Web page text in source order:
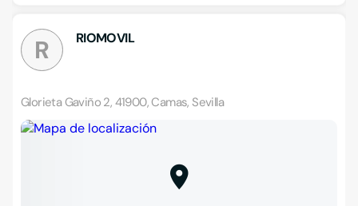
R RIOMOVIL
Glorieta Gaviño 2, 41900, Camas, Sevilla